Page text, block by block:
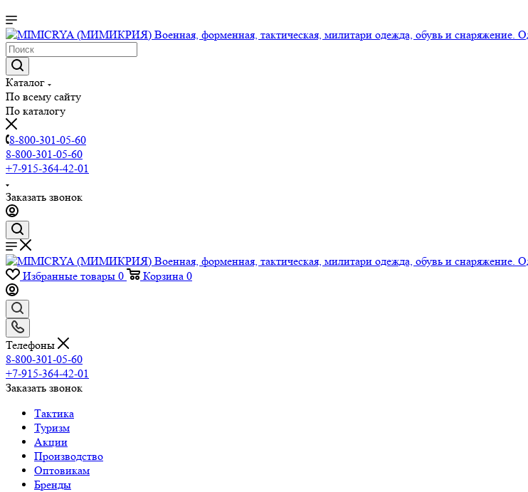
Каталог
По всему сайту
По каталогу
8-800-301-05-60
8-800-301-05-60
+7-915-364-42-01
Заказать звонок
Избранные товары 0 Корзина 0
Телефоны
8-800-301-05-60
+7-915-364-42-01
Заказать звонок
Тактика
Туризм
Акции
Производство
Оптовикам
Бренды